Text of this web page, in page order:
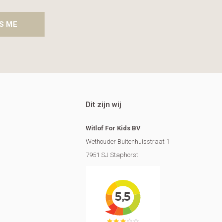
ME
Dit zijn wij
Witlof For Kids BV
Wethouder Buitenhuisstraat 1
7951 SJ Staphorst